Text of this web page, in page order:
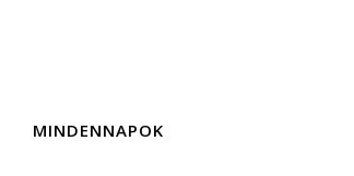
MINDENNAPOK